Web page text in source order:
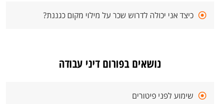
כיצד אני יכולה לדרוש שכר על מילוי מקום כגננת?
נושאים בפורום דיני עבודה
שימוע לפני פיטורים